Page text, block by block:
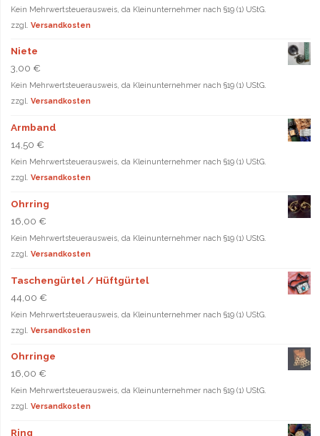
Kein Mehrwertsteuerausweis, da Kleinunternehmer nach §19 (1) UStG.
zzgl. Versandkosten
Niete
3,00 €
Kein Mehrwertsteuerausweis, da Kleinunternehmer nach §19 (1) UStG.
zzgl. Versandkosten
Armband
14,50 €
Kein Mehrwertsteuerausweis, da Kleinunternehmer nach §19 (1) UStG.
zzgl. Versandkosten
Ohrring
16,00 €
Kein Mehrwertsteuerausweis, da Kleinunternehmer nach §19 (1) UStG.
zzgl. Versandkosten
Taschengürtel / Hüftgürtel
44,00 €
Kein Mehrwertsteuerausweis, da Kleinunternehmer nach §19 (1) UStG.
zzgl. Versandkosten
Ohrringe
16,00 €
Kein Mehrwertsteuerausweis, da Kleinunternehmer nach §19 (1) UStG.
zzgl. Versandkosten
Ring